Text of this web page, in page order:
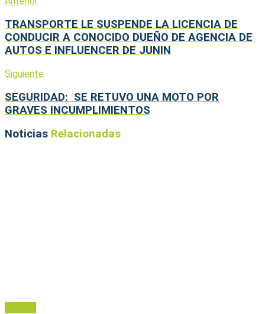
TRANSPORTE LE SUSPENDE LA LICENCIA DE
CONDUCIR A CONOCIDO DUEÑO DE AGENCIA DE
AUTOS E INFLUENCER DE JUNIN
Siguiente
SEGURIDAD: SE RETUVO UNA MOTO POR
GRAVES INCUMPLIMIENTOS
Noticias Relacionadas